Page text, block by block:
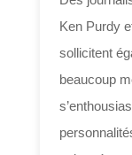
Ken Purdy
sollicitent
beaucoup